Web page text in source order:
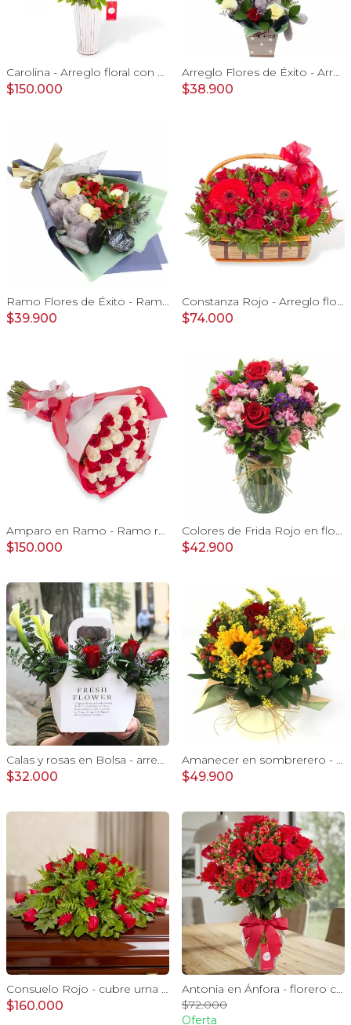
Carolina - Arreglo floral con 50 rosas rojas
$150.000
Arreglo Flores de Éxito - Arreglo floral para graduaciones con rosas rojas y blancas, peluche de elefante, pizarra y globos
$38.900
Ramo Flores de Éxito - Ramo de flores para graduación con rosas rojas y rosas blancas, peluche de elefante y pizarra
$39.900
Constanza Rojo - Arreglo floral en canasto con gerberas, rosas, minirosas y astromelias rojas
$74.000
Amparo en Ramo - Ramo redondo con 50 rosas blanco y rojo
$150.000
Colores de Frida Rojo en florero - Ánfora con rosas, claveles, estate y limonium
$42.900
Calas y rosas en Bolsa - arreglo calas y rosas rojo
$32.000
Amanecer en sombrerero - Arreglo floral de girasoles, rosas rojo, e hypericum
$49.900
Consuelo Rojo - cubre urna con 40 rosas ecuatorianas rojo
$160.000
Antonia en Ánfora - florero con 18 rosas rojo e hypericum
$72.000
Oferta